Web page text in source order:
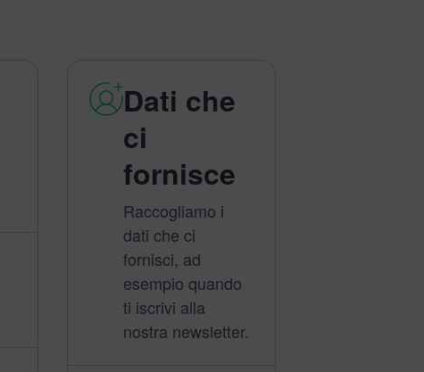
Dati che
ci
fornisce
Raccogliamo i
dati che ci
fornisci, ad
esempio quando
ti iscrivi alla
nostra newsletter.